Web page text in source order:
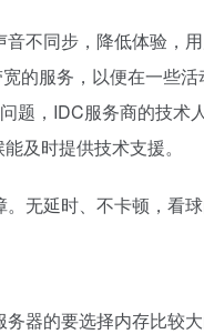
不同步，降低体验，
的服务，以便在一些
题，IDC服务商的技术
及时提供技术支援。
无延时、不卡顿，看
器的要选择内存比较